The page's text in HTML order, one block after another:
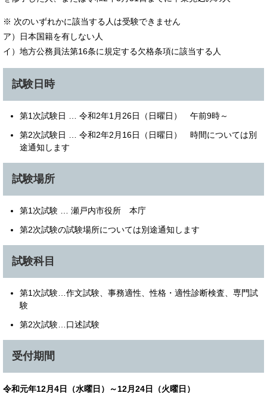
※ 次のいずれかに該当する人は受験できません
ア）日本国籍を有しない人
イ）地方公務員法第16条に規定する欠格条項に該当する人
試験日時
第1次試験日 … 令和2年1月26日（日曜日） 午前9時～
第2次試験日 … 令和2年2月16日（日曜日） 時間については別
途通知します
試験場所
第1次試験 … 瀬戸内市役所 本庁
第2次試験の試験場所については別途通知します
試験科目
第1次試験…作文試験、事務適性、性格・適性診断検査、専門試
験
第2次試験…口述試験
受付期間
令和元年12月4日（水曜日）～12月24日（火曜日）